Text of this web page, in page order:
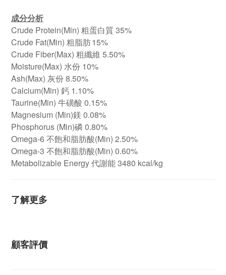
成分分析
Crude Protein(Min) 粗蛋白質 35%
Crude Fat(Min) 粗脂肪15%
Crude Fiber(Max) 粗纖維 5.50%
Moisture(Max) 水份 10%
Ash(Max) 灰份 8.50%
Calcium(Min) 鈣 1.10%
Taurine(Min) 牛磺酸 0.15%
Magnesium (Min)鎂 0.08%
Phosphorus (Min)磷 0.80%
Omega-6 不飽和脂肪酸(Min) 2.50%
Omega-3 不飽和脂肪酸(Min) 0.60%
Metabolizable Energy 代謝能 3480 kcal/kg
了解更多
顧客評價